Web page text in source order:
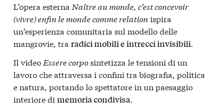
L’opera esterna Naître au monde, c’est concevoir
(vivre) enfin le monde comme relation ispira
un’esperienza comunitaria sul modello delle
mangrovie, tra radici mobili e intrecci invisibili.
Il video Essere corposintetizza le tensioni di un
lavoro che attraversa i confini tra biografia, politica
e natura, portando lo spettatore in un paesaggio
interiore di memoria condivisa.